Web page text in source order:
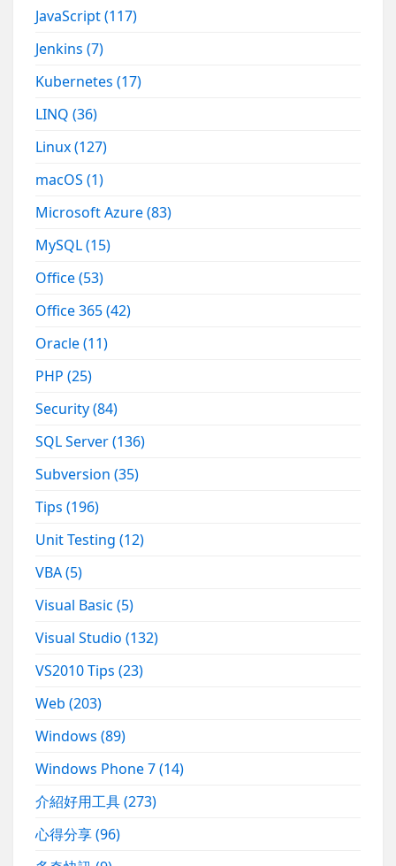
JavaScript(117)
Jenkins(7)
Kubernetes(17)
LINQ(36)
Linux(127)
macOS(1)
Microsoft Azure(83)
MySQL(15)
Office(53)
Office 365(42)
Oracle(11)
PHP(25)
Security(84)
SQL Server(136)
Subversion(35)
Tips(196)
Unit Testing(12)
VBA(5)
Visual Basic(5)
Visual Studio(132)
VS2010 Tips(23)
Web(203)
Windows(89)
Windows Phone 7(14)
介紹好用工具(273)
心得分享(96)